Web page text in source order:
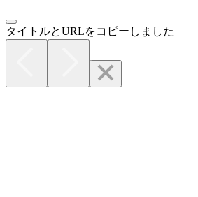
タイトルとURLをコピーしました